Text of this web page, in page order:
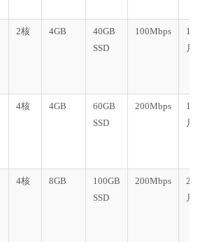
2核 4GB
40GB
SSD
100Mbps
月
4核 4GB
60GB
SSD
200Mbps
月
4核 8GB
100GB
SSD
200Mbps
月